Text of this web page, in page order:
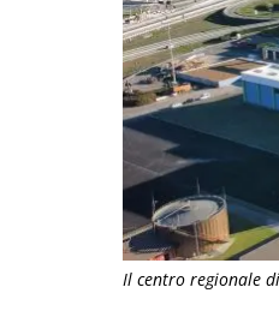
Il centro regionale